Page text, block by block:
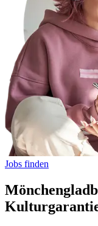
Jobs finden